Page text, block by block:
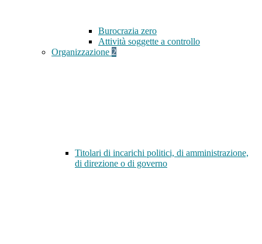
Burocrazia zero
Attività soggette a controllo
Organizzazione 2
Titolari di incarichi politici, di amministrazione,
di direzione o di governo